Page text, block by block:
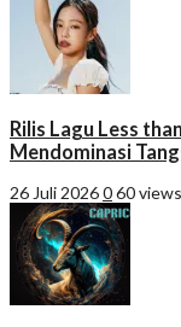
Rilis Lagu Less
Mendominasi
26 Juli 2026060 views